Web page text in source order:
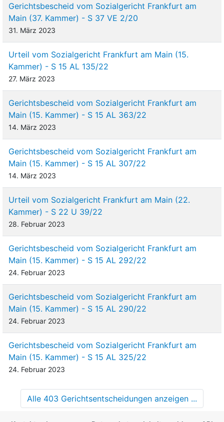
Gerichtsbescheid vom Sozialgericht Frankfurt am
Main (37. Kammer) - S 37 VE 2/20
31. März 2023
Urteil vom Sozialgericht Frankfurt am Main (15.
Kammer) - S 15 AL 135/22
27. März 2023
Gerichtsbescheid vom Sozialgericht Frankfurt am
Main (15. Kammer) - S 15 AL 363/22
14. März 2023
Gerichtsbescheid vom Sozialgericht Frankfurt am
Main (15. Kammer) - S 15 AL 307/22
14. März 2023
Urteil vom Sozialgericht Frankfurt am Main (22.
Kammer) - S 22 U 39/22
28. Februar 2023
Gerichtsbescheid vom Sozialgericht Frankfurt am
Main (15. Kammer) - S 15 AL 292/22
24. Februar 2023
Gerichtsbescheid vom Sozialgericht Frankfurt am
Main (15. Kammer) - S 15 AL 290/22
24. Februar 2023
Gerichtsbescheid vom Sozialgericht Frankfurt am
Main (15. Kammer) - S 15 AL 325/22
24. Februar 2023
Alle 403 Gerichtsentscheidungen anzeigen ...